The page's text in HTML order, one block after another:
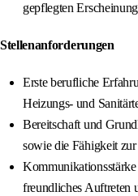
gepflegten
Stellenanforderungen
Erste berufliche
Heizungs- und
Bereitschaft und
sowie die Fähigkeit
freundliches Auftreten